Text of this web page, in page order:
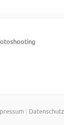
| Datenschutz